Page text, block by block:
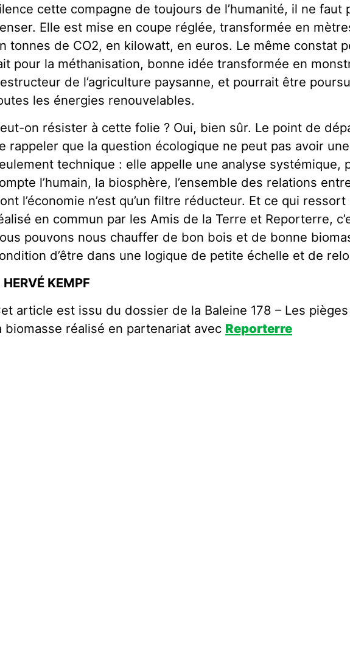
cette compagne de toujours de l’humanité, il ne faut
Elle est mise en coupe réglée, transformée en
tonnes de CO2, en kilowatt, en euros. Le même constat
pour la méthanisation, bonne idée transformée en
de l’agriculture paysanne, et pourrait être
les énergies renouvelables.
on résister à cette folie ? Oui, bien sûr. Le point de
rappeler que la question écologique ne peut pas avoir
technique : elle appelle une analyse systémique,
l’humain, la biosphère, l’ensemble des relations
l’économie n’est qu’un filtre réducteur. Et ce qui
en commun par les Amis de la Terre et Reporterre,
pouvons nous chauffer de bon bois et de bonne
d’être dans une logique de petite échelle et de
HERVÉ KEMPF
article est issu du dossier de la Baleine 178 – Les
biomasse réalisé en partenariat avec Reporterre